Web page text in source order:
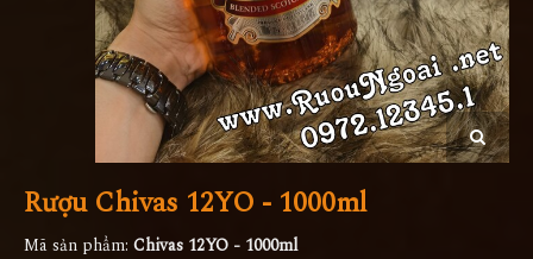
Rượu Chivas 12YO - 1000ml
Mã sản phẩm: Chivas 12YO - 1000ml